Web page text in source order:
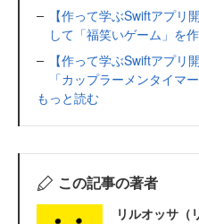
【作って学ぶSwiftアプリ
して「福笑いゲーム」を
【作って学ぶSwiftアプリ
「カップラーメンタイマ
もっと読む
この記事の著者
リルオッサ（